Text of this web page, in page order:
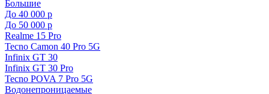
Большие
До 40 000 р
До 50 000 р
Realme 15 Pro
Tecno Camon 40 Pro 5G
Infinix GT 30
Infinix GT 30 Pro
Tecno POVA 7 Pro 5G
Водонепроницаемые